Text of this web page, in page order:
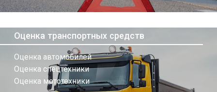
Оценка транспортных средств
Оценка автомобилей
Оценка спецтехники
Оценка мототехники